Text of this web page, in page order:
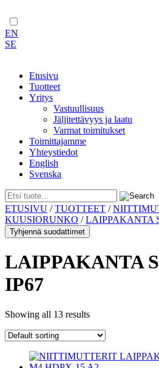
EN
SE
Etusivu
Tuotteet
Yritys
Vastuullisuus
Jäljitettävyys ja laatu
Varmat toimitukset
Toimittajamme
Yhteystiedot
English
Svenska
Skip
to
content
ETUSIVU /TUOTTEET /
KUUSIORUNKO /LAIPPAKANTA
Tyhjennä suodattimet
LAIPPAKANTA
IP67
Showing all 13 results